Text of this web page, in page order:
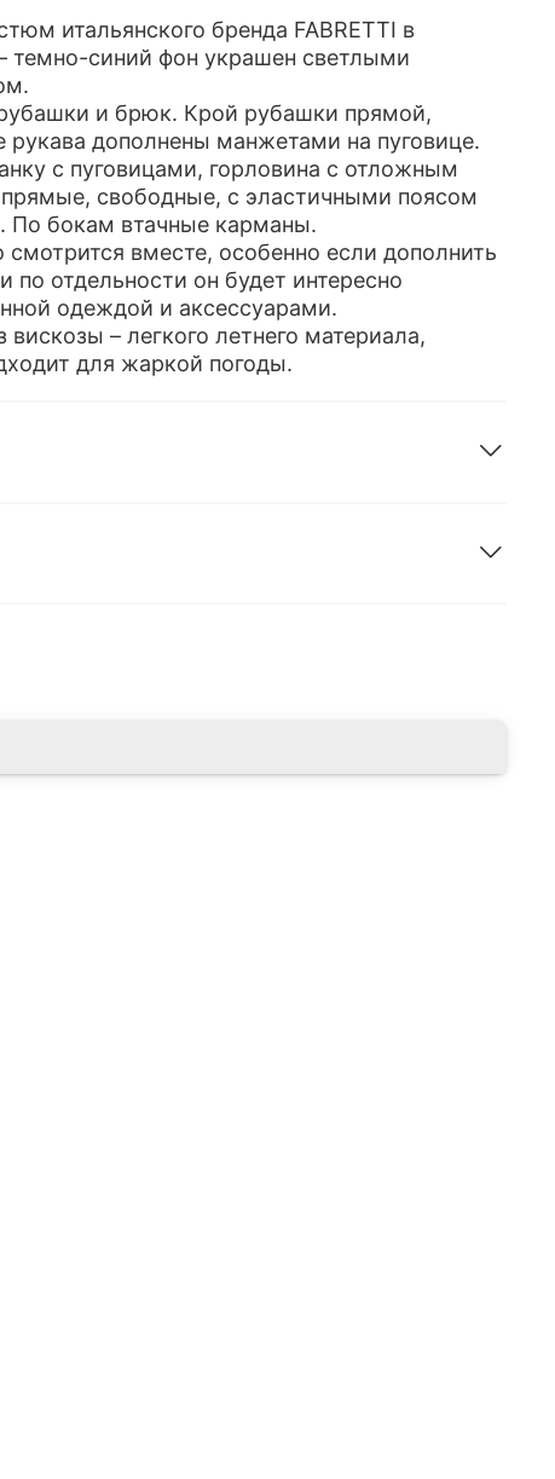
итальянского бренда FABRETTI в
темно-синий фон украшен светлыми
и брюк. Крой рубашки прямой,
дополнены манжетами на пуговице.
с пуговицами, горловина с отложным
свободные, с эластичными поясом
По бокам втачные карманы.
смотрится вместе, особенно если дополнить
по отдельности он будет интересно
одеждой и аксессуарами.
– легкого летнего материала,
для жаркой погоды.